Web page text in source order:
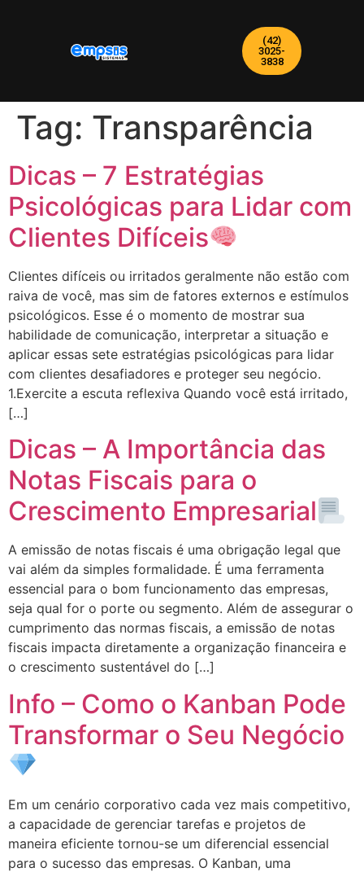
(42)
3025-
3838
Tag: Transparência
Dicas – 7 Estratégias
Psicológicas para Lidar com
Clientes Difíceis
Clientes difíceis ou irritados geralmente não estão com
raiva de você, mas sim de fatores externos e estímulos
psicológicos. Esse é o momento de mostrar sua
habilidade de comunicação, interpretar a situação e
aplicar essas sete estratégias psicológicas para lidar
com clientes desafiadores e proteger seu negócio.
1.Exercite a escuta reflexiva Quando você está irritado,
[…]
Dicas – A Importância das
Notas Fiscais para o
Crescimento Empresarial
A emissão de notas fiscais é uma obrigação legal que
vai além da simples formalidade. É uma ferramenta
essencial para o bom funcionamento das empresas,
seja qual for o porte ou segmento. Além de assegurar o
cumprimento das normas fiscais, a emissão de notas
fiscais impacta diretamente a organização financeira e
o crescimento sustentável do […]
Info – Como o Kanban Pode
Transformar o Seu Negócio
Em um cenário corporativo cada vez mais competitivo,
a capacidade de gerenciar tarefas e projetos de
maneira eficiente tornou-se um diferencial essencial
para o sucesso das empresas. O Kanban, uma